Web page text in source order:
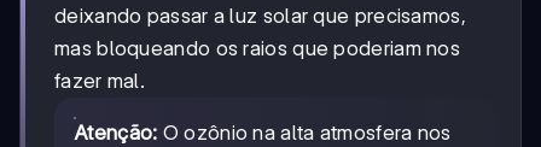
deixando passar a luz solar que precisamos,
mas bloqueando os raios que poderiam nos
fazer mal.
Atenção: O ozônio na alta atmosfera nos